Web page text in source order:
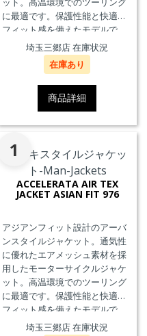
に最適です。保護性能と快適な
フィット感を備えたモデルで
埼玉三郷店 在庫状況
在庫あり
商品詳細
1
ACCELERATA AIR TEX
JACKET ASIAN FIT 976
アジアンフィット設計のアーバ
ンスタイルジャケット。通気性
に優れたエアメッシュ素材を採
用したモーターサイクルジャケ
ット。高温環境でのツーリング
に最適です。保護性能と快適な
フィット感を備えたモデルで
埼玉三郷店 在庫状況